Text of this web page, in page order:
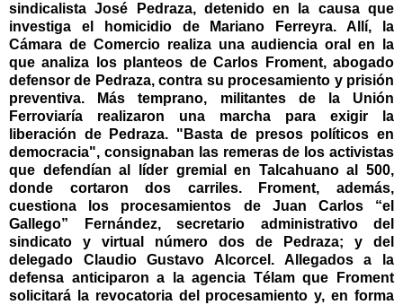
sindicalista José Pedraza, detenido en la causa que
investiga el homicidio de Mariano Ferreyra. Allí, la
Cámara de Comercio realiza una audiencia oral en la
que analiza los planteos de Carlos Froment, abogado
defensor de Pedraza, contra su procesamiento y prisión
preventiva. Más temprano, militantes de la Unión
Ferroviaría realizaron una marcha para exigir la
liberación de Pedraza. "Basta de presos políticos en
democracia", consignaban las remeras de los activistas
que defendían al líder gremial en Talcahuano al 500,
donde cortaron dos carriles. Froment, además,
cuestiona los procesamientos de Juan Carlos “el
Gallego” Fernández, secretario administrativo del
sindicato y virtual número dos de Pedraza; y del
delegado Claudio Gustavo Alcorcel. Allegados a la
defensa anticiparon a la agencia Télam que Froment
solicitará la revocatoria del procesamiento y, en forma